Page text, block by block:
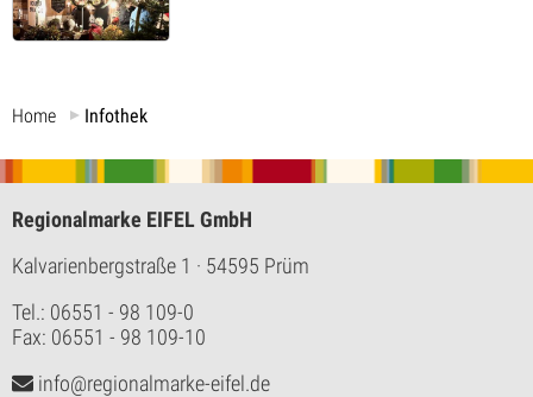
Home Infothek
Regionalmarke EIFEL GmbH
Kalvarienbergstraße 1 · 54595 Prüm
Tel.: 06551 - 98 109-0
Fax: 06551 - 98 109-10
info@regionalmarke-eifel.de